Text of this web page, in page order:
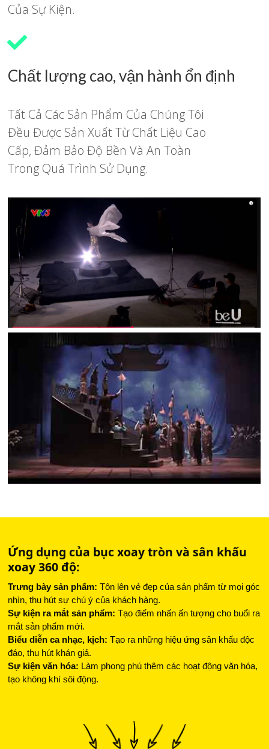
Của Sự Kiện.
Chất lượng cao, vận hành ổn định
Tất Cả Các Sản Phẩm Của Chúng Tôi
Đều Được Sản Xuất Từ Chất Liệu Cao
Cấp, Đảm Bảo Độ Bền Và An Toàn
Trong Quá Trình Sử Dụng.
Ứng dụng của bục xoay tròn và sân khấu
xoay 360 độ:
Trưng bày sản phẩm: Tôn lên vẻ đẹp của sản phẩm từ mọi góc
nhìn, thu hút sự chú ý của khách hàng.
Sự kiện ra mắt sản phẩm: Tạo điểm nhấn ấn tượng cho buổi ra
mắt sản phẩm mới.
Biểu diễn ca nhạc, kịch: Tạo ra những hiệu ứng sân khấu độc
đáo, thu hút khán giả.
Sự kiện văn hóa: Làm phong phú thêm các hoạt động văn hóa,
tạo không khí sôi động.